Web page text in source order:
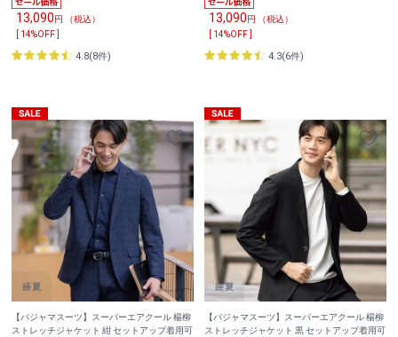
13,090円 （税込）
[ 14%OFF ]
4.8(8件)
13,090円 （税込）
[ 14%OFF ]
4.3(6件)
【パジャマスーツ】スーパーエアクール 楊柳
ストレッチジャケット 紺 セットアップ着用可
【パジャマスーツ】スーパーエアクール 楊柳
ストレッチジャケット 黒 セットアップ着用可